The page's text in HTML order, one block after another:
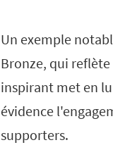
Un exemple
Bronze, qui reflète
inspirant met en
évidence
supporters.